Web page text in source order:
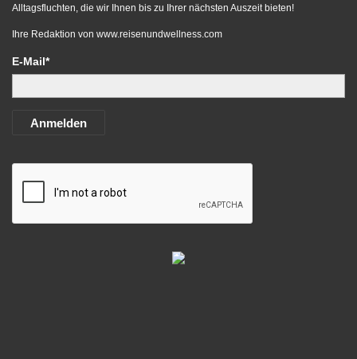
Alltagsfluchten, die wir Ihnen bis zu Ihrer nächsten Auszeit bieten!
Ihre Redaktion von www.reisenundwellness.com
E-Mail*
Anmelden